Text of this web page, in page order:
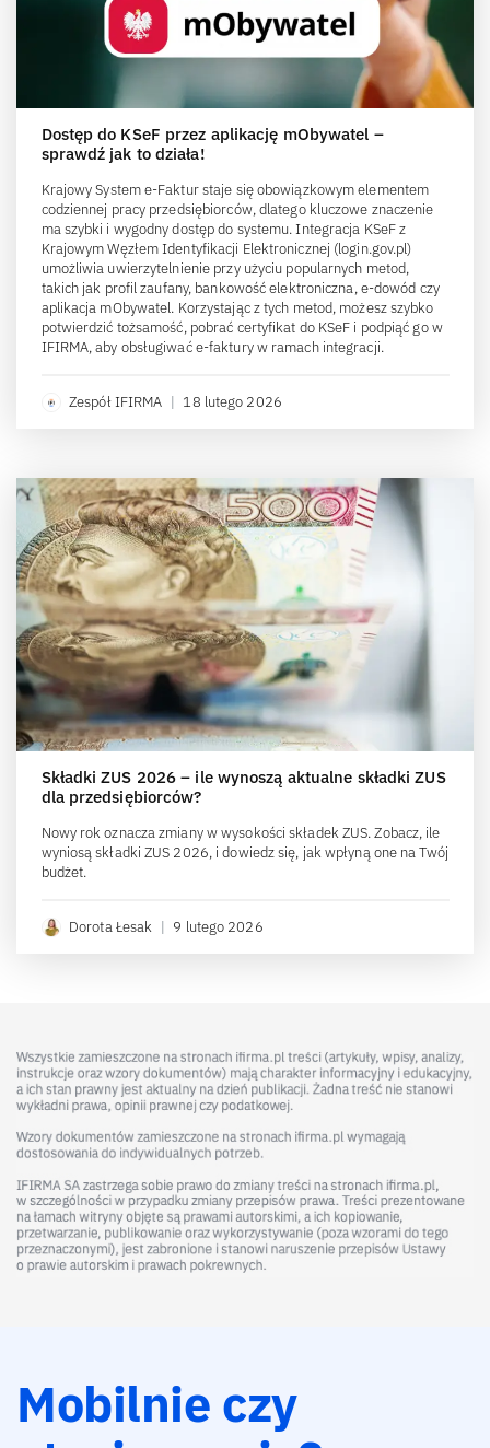
Dostęp do KSeF przez aplikację mObywatel –
sprawdź jak to działa!
Krajowy System e-Faktur staje się obowiązkowym elementem
codziennej pracy przedsiębiorców, dlatego kluczowe znaczenie
ma szybki i wygodny dostęp do systemu. Integracja KSeF z
Krajowym Węzłem Identyfikacji Elektronicznej (login.gov.pl)
umożliwia uwierzytelnienie przy użyciu popularnych metod,
takich jak profil zaufany, bankowość elektroniczna, e-dowód czy
aplikacja mObywatel. Korzystając z tych metod, możesz szybko
potwierdzić tożsamość, pobrać certyfikat do KSeF i podpiąć go w
IFIRMA, aby obsługiwać e-faktury w ramach integracji.
Zespół IFIRMA | 18 lutego 2026
Składki ZUS 2026 – ile wynoszą aktualne składki ZUS
dla przedsiębiorców?
Nowy rok oznacza zmiany w wysokości składek ZUS. Zobacz, ile
wyniosą składki ZUS 2026, i dowiedz się, jak wpłyną one na Twój
budżet.
Dorota Łesak | 9 lutego 2026
Mobilnie czy